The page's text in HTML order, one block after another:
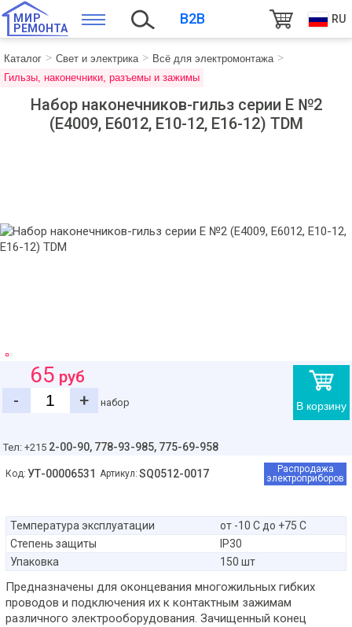
МИР
РЕМОНТА
B2B RU
Каталог Свет и электрика
Всё для электромонтажа
Гильзы, наконечники, разъемы и зажимы
Набор наконечников-гильз серии Е №2
(Е4009, Е6012, Е10-12, Е16-12) TDM
В корзину
65 руб
-
+ набор
Тел: +215 2-00-90, 778-93-985, 775-69-958
Код: УТ-00006531 Артикул: SQ0512-0017
Распродажа
электроприборов
Температура эксплуатации
от -10 С до +75 С
Степень защиты
IP30
Упаковка
150 шт
Предназначены для оконцевания многожильных гибких
проводов и подключения их к контактным зажимам
различного электрооборудования. Зачищенный конец